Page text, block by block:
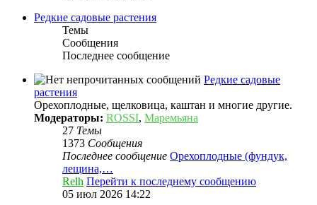
Редкие садовые растения
Темы
Сообщения
Последнее сообщение
Редкие садовые
растения
Орехоплодные, щелковица, каштан и многие другие.
Модераторы: ROSSI, Маремьяна
27 Темы
1373 Сообщения
Последнее сообщение Орехоплодные (фундук,
лещина,…
Relh Перейти к последнему сообщению
05 июл 2026 14:22